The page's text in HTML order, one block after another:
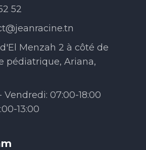
52
Menzah 2 à côté de
pédiatrique, Ariana,
Vendredi: 07:00-18:00
13:00